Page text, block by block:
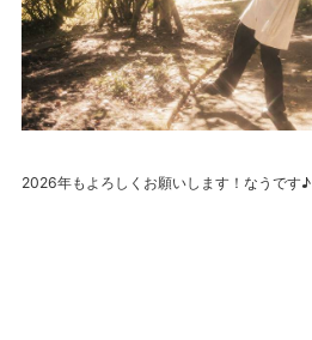
2026年もよろしくお願いします！なうです♪